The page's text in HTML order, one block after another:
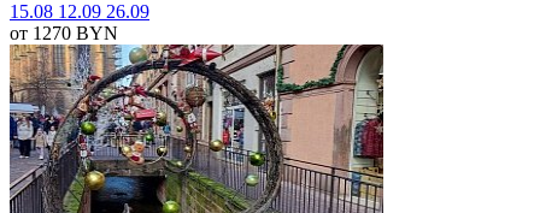
15.08 12.09 26.09
от 1270 BYN